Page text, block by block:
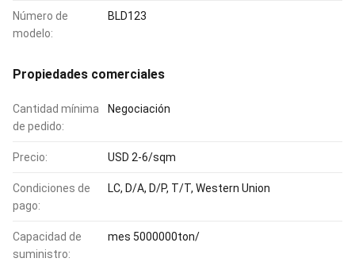
Número de
modelo:
BLD123
Propiedades comerciales
Cantidad mínima
de pedido:
Negociación
Precio: USD 2-6/sqm
Condiciones de
pago:
LC, D/A, D/P, T/T, Western Union
Capacidad de
suministro:
mes 5000000ton/